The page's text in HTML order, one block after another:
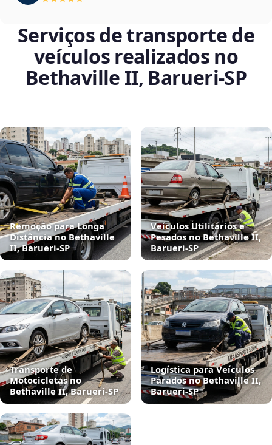
Serviços de transporte de
veículos realizados no
Bethaville II, Barueri‑SP
Remoção para Longa
Distância no Bethaville
II, Barueri‑SP
Veículos Utilitários e
Pesados no Bethaville II,
Barueri‑SP
Transporte de
Motocicletas no
Bethaville II, Barueri‑SP
Logística para Veículos
Parados no Bethaville II,
Barueri‑SP